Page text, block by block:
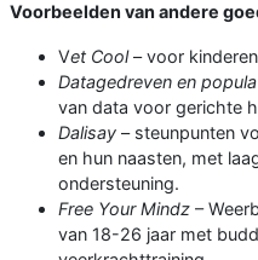
Voorbeelden van andere
Vet Cool– voor
Datagedreven en
van data voor gerichte
Dalisay – steunpunten
en hun naasten, met
ondersteuning.
Free Your Mindz –
van 18-26 jaar met